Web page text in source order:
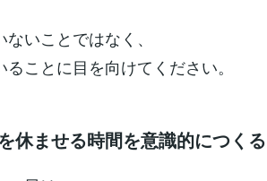
いことではなく、
ることに目を向けてください。
休ませる時間を意識的につくる